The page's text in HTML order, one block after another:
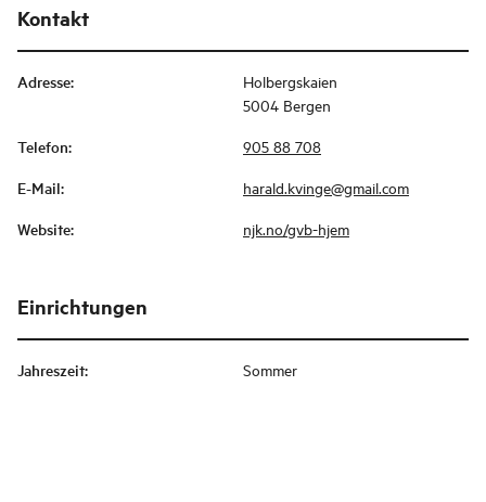
Kontakt
Adresse:
Holbergskaien
5004 Bergen
Telefon: 905 88 708
E-Mail: harald.kvinge@gmail.com
Website: njk.no/gvb-hjem
Einrichtungen
Jahreszeit: Sommer